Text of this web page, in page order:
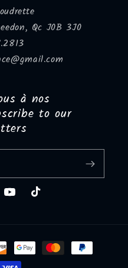
Qc J0B 3J0
à nos
to our
YouTubeTikTok